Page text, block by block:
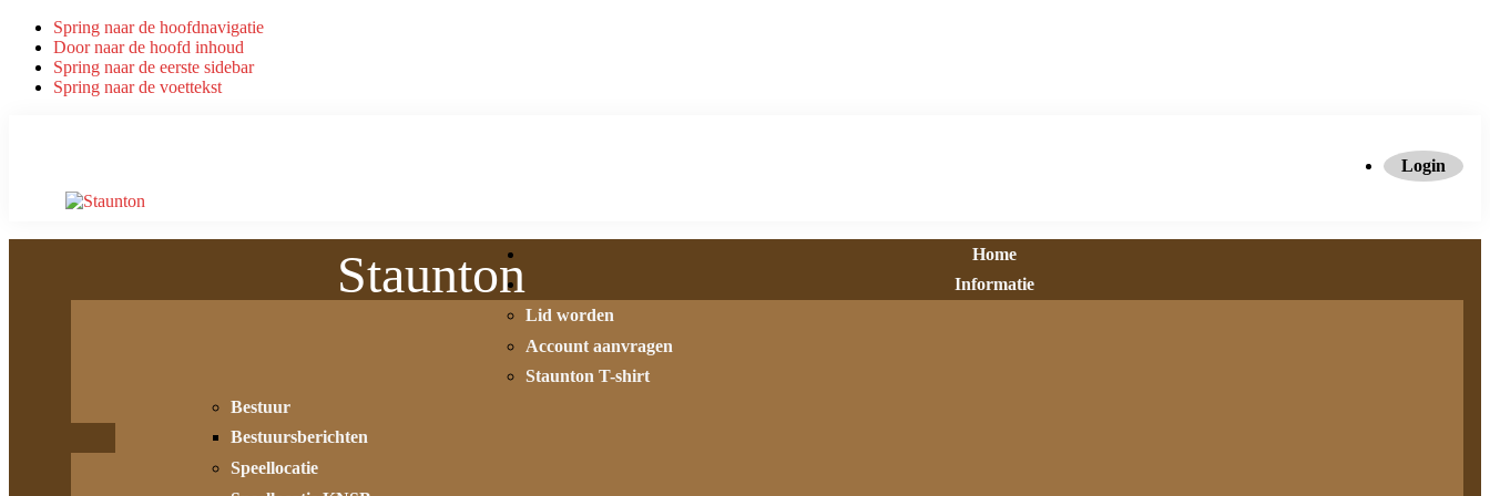
Spring naar de hoofdnavigatie
Door naar de hoofd inhoud
Spring naar de eerste sidebar
Spring naar de voettekst
Login
Staunton
Home
Informatie
Lid worden
Account aanvragen
Staunton T-shirt
Bestuur
Bestuursberichten
Speellocatie